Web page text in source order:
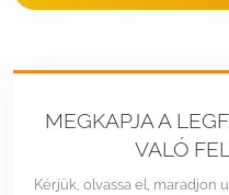
MEGKAPJA A
VALÓ
Kérjük, olvassa el, maradjon